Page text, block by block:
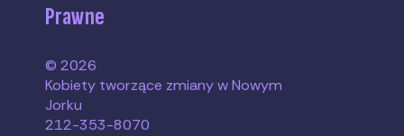
Prawne
© 2026
Kobiety tworzące zmiany w Nowym
Jorku
212-353-8070